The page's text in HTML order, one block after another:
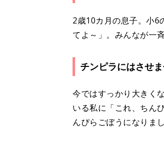
2歳10カ月の息子。小6
てよ～」。みんなが一
チンピラにはさせ
今ではすっかり大きく
いる私に「これ、ちん
んぴらごぼうになりまし